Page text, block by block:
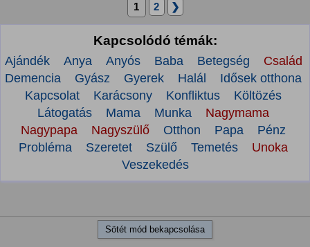
1 2 ❯
Kapcsolódó témák:
Ajándék Anya Anyós Baba Betegség
Család
Demencia
Gyász Gyerek Halál
Idősek otthona
Kapcsolat
Karácsony Konfliktus
Költözés
Látogatás
Mama Munka
Nagymama
Nagypapa
Nagyszülő Otthon Papa
Pénz
Probléma
Szeretet Szülő Temetés
Unoka
Veszekedés
Sötét mód bekapcsolása